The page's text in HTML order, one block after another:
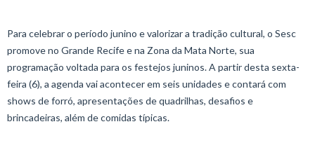
Para celebrar o período junino e valorizar a tradição cultural, o Sesc
promove no Grande Recife e na Zona da Mata Norte, sua
programação voltada para os festejos juninos. A partir desta sexta-
feira (6), a agenda vai acontecer em seis unidades e contará com
shows de forró, apresentações de quadrilhas, desafios e
brincadeiras, além de comidas típicas.